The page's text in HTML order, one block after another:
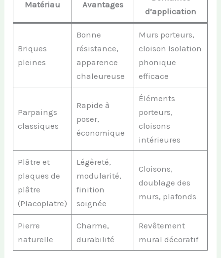
Matériau Avantages
d’application
Briques
pleines
Bonne
résistance,
apparence
chaleureuse
Murs porteurs,
cloison Isolation
phonique
efficace
Parpaings
classiques
Rapide à
poser,
économique
Éléments
porteurs,
cloisons
intérieures
Plâtre et
plaques de
plâtre
(Placoplatre)
Légèreté,
modularité,
finition
soignée
Cloisons,
doublage des
murs, plafonds
Pierre
naturelle
Charme,
durabilité
Revêtement
mural décoratif